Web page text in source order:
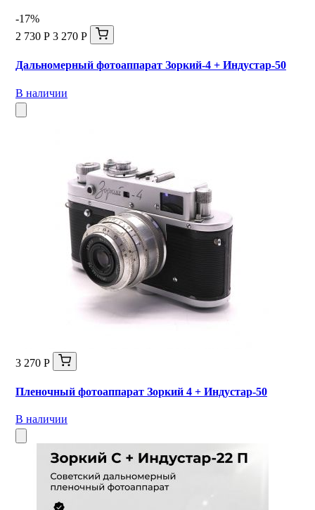
-17%
2 730 Р 3 270 Р
Дальномерный фотоаппарат Зоркий-4 + Индустар-50
В наличии
3 270 Р
Пленочный фотоаппарат Зоркий 4 + Индустар-50
В наличии